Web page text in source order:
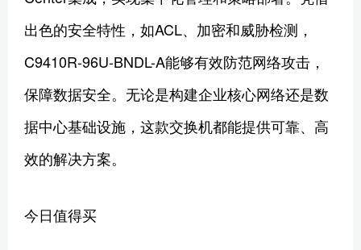
出色的安全特性，如ACL、加密和威胁检测，
C9410R-96U-BNDL-A能够有效防范网络攻击，
保障数据安全。无论是构建企业核心网络还是数
据中心基础设施，这款交换机都能提供可靠、高
效的解决方案。
今日值得买